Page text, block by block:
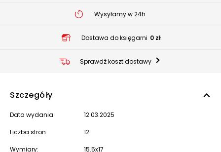
Wysyłamy w 24h
Dostawa do księgarni 0 zł
Sprawdź koszt dostawy
Szczegóły
Data wydania: 12.03.2025
Liczba stron: 12
Wymiary: 15.5x17